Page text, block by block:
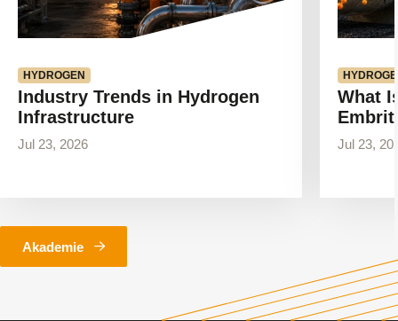
HYDROGEN
Industry Trends in Hydrogen
Infrastructure
Jul 23, 2026
What
Jul 23,
Akademie